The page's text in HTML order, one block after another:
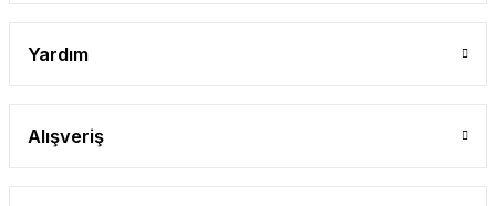
Yardım
Alışveriş